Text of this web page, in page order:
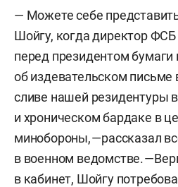
— Можете себе
Шойгу, когда директор
перед президентом
об издевательском письме
сливе нашей резидентуры
и хроническом бардаке в
минобороны, — рассказал
в военном ведомстве. —
в кабинет, Шойгу